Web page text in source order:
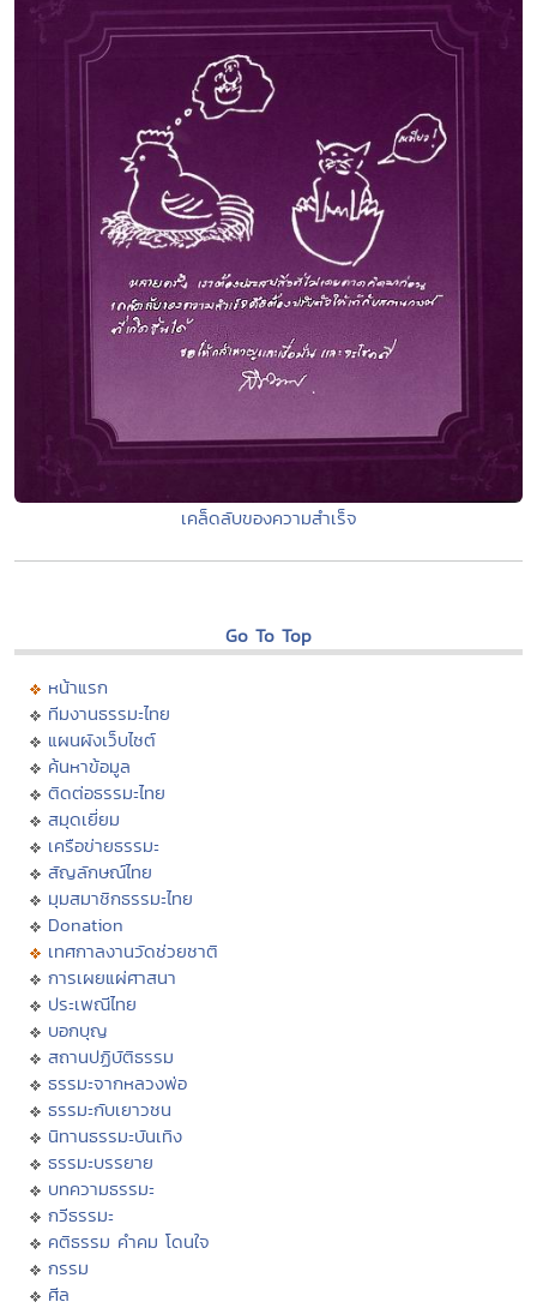
เคล็ดลับของความสำเร็จ
Go To Top
หน้าแรก
ทีมงานธรรมะไทย
แผนผังเว็บไซต์
ค้นหาข้อมูล
ติดต่อธรรมะไทย
สมุดเยี่ยม
เครือข่ายธรรมะ
สัญลักษณ์ไทย
มุมสมาชิกธรรมะไทย
Donation
เทศกาลงานวัดช่วยชาติ
การเผยแผ่ศาสนา
ประเพณีไทย
บอกบุญ
สถานปฏิบัติธรรม
ธรรมะจากหลวงพ่อ
ธรรมะกับเยาวชน
นิทานธรรมะบันเทิง
ธรรมะบรรยาย
บทความธรรมะ
กวีธรรมะ
คติธรรม คำคม โดนใจ
กรรม
ศีล